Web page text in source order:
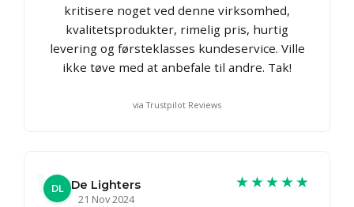
kritisere noget ved denne virksomhed,
kvalitetsprodukter, rimelig pris, hurtig
levering og førsteklasses kundeservice. Ville
ikke tøve med at anbefale til andre. Tak!
via Trustpilot Reviews
DL De Lighters
21 Nov 2024
★★★★★